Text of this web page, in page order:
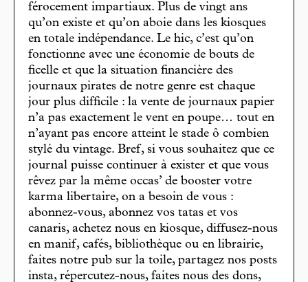
férocement impartiaux. Plus de vingt ans
qu’on existe et qu’on aboie dans les kiosques
en totale indépendance. Le hic, c’est qu’on
fonctionne avec une économie de bouts de
ficelle et que la situation financière des
journaux pirates de notre genre est chaque
jour plus difficile : la vente de journaux papier
n’a pas exactement le vent en poupe… tout en
n’ayant pas encore atteint le stade ô combien
stylé du vintage. Bref, si vous souhaitez que ce
journal puisse continuer à exister et que vous
rêvez par la même occas’ de booster votre
karma libertaire, on a besoin de vous :
abonnez-vous, abonnez vos tatas et vos
canaris, achetez nous en kiosque, diffusez-nous
en manif, cafés, bibliothèque ou en librairie,
faites notre pub sur la toile, partagez nos posts
insta, répercutez-nous, faites nous des dons,